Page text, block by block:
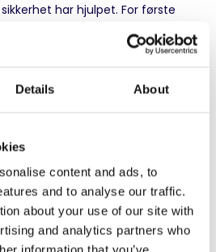
Details About
content and ads, to
and to analyse our traffic.
about your use of our site with
and analytics partners who
har hjulpet. For første
i virus angrepene rettet mot
utsatt
utsatt av flere grunner:
smarttelefoner kjører
fragmentert både med
og antallet versjoner